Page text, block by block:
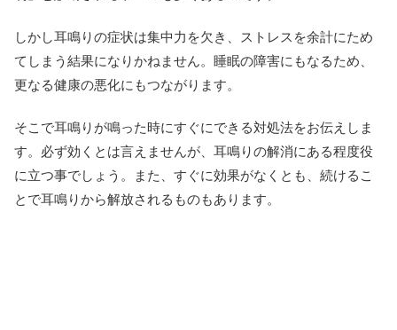
しかし耳鳴りの症状は集中力を欠き、ストレスを余計にため
てしまう結果になりかねません。睡眠の障害にもなるため、
更なる健康の悪化にもつながります。
そこで耳鳴りが鳴った時にすぐにできる対処法をお伝えしま
す。必ず効くとは言えませんが、耳鳴りの解消にある程度役
に立つ事でしょう。また、すぐに効果がなくとも、続けるこ
とで耳鳴りから解放されるものもあります。